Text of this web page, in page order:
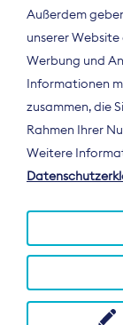
Der
Deutschland
Außerdem
unserer
Werbung und
Informationen
zusammen, die
Rahmen Ihrer
Weitere